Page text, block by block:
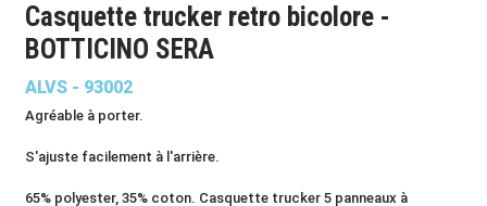
Casquette trucker retro bicolore -
BOTTICINO SERA
ALVS - 93002
Agréable à porter.
S'ajuste facilement à l'arrière.
65% polyester, 35% coton. Casquette trucker 5 panneaux à